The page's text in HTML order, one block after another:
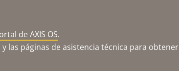
de AXIS OS.
las páginas de asistencia técnica para obtener